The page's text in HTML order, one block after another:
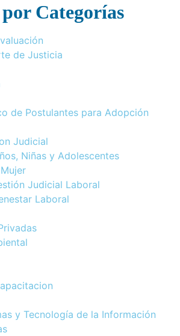
Categorías
de Justicia
de Postulantes para Adopción
Judicial
Niñas y Adolescentes
Judicial Laboral
Laboral
y Tecnología de la Información